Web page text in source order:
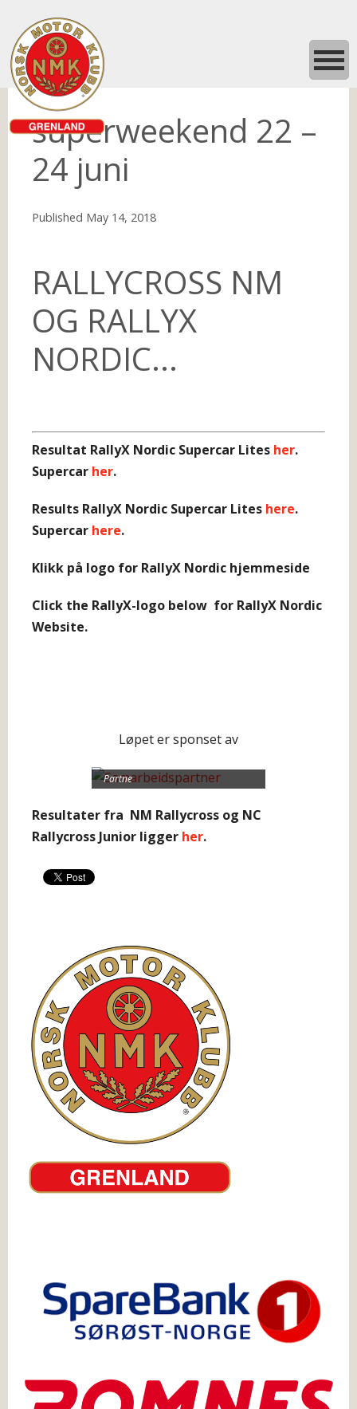
superweekend 22 –
24 juni
Published May 14, 2018
RALLYCROSS NM
OG RALLYX
NORDIC...
Resultat RallyX Nordic Supercar Lites her.
Supercar her.
Results RallyX Nordic Supercar Lites here.
Supercar here.
Klikk på logo for RallyX Nordic hjemmeside
Click the RallyX-logo below for RallyX Nordic
Website.
Løpet er sponset av
Partne
Resultater fra NM Rallycross og NC
Rallycross Junior ligger her.